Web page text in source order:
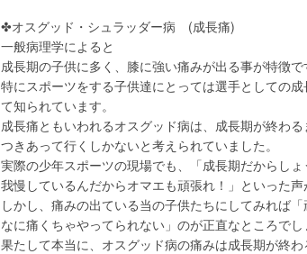
✤オスグッド・シュラッダー病 (成長痛)
一般病理学によると
成長期の子供に多く、膝に強い痛みが出る事が特徴で
特にスポーツをする子供達にとっては選手としての
て知られています。
成長痛ともいわれるオスグッド病は、成長期が終わ
つきあって行くしかないと考えられていました。
実際の少年スポーツの現場でも、「成長期だからし
我慢しているんだからオマエも頑張れ！」といった声
しかし、痛みの出ている当の子供たちにしてみれば
なに痛くちゃやってられない」のが正直なところでし
果たして本当に、オスグッド病の痛みは成長期が終